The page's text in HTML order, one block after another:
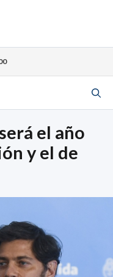
el año
y el de